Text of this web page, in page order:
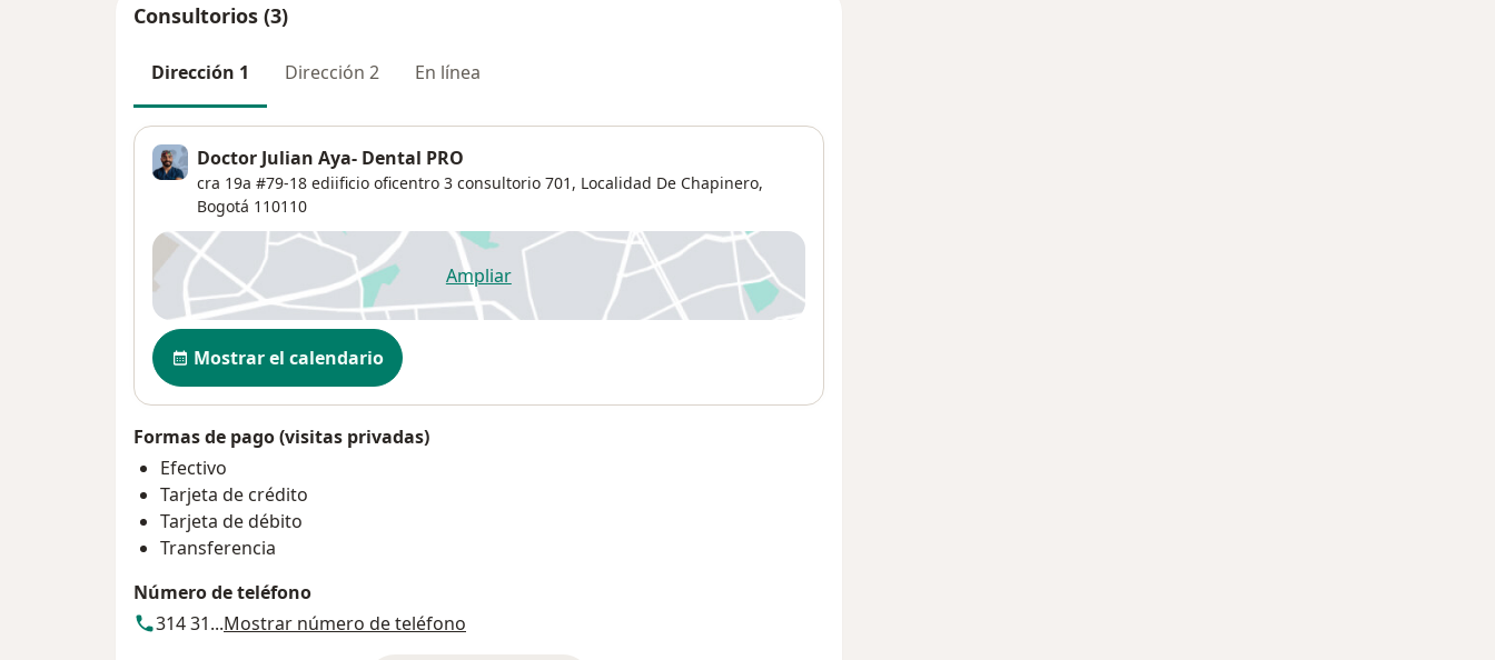
Consultorios (3)
Dirección 1 Dirección 2 En línea
Doctor Julian Aya- Dental PRO
cra 19a #79-18 ediificio oficentro 3 consultorio 701, Localidad De Chapinero,
Bogotá 110110
Ampliarse abre en una nueva pestaña
Disponibilidad
Mostrar el calendario
Formas de pago (visitas privadas)
Efectivo
Tarjeta de crédito
Tarjeta de débito
Transferencia
Número de teléfono
314 31...Mostrar número de teléfono